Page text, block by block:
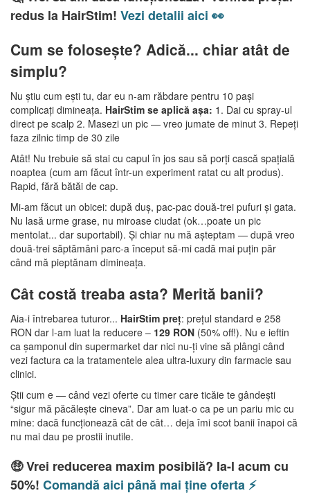
redus la HairStim! Vezi detalii aici 👀
Cum se folosește? Adică... chiar atât de
simplu?
Nu știu cum ești tu, dar eu n-am răbdare pentru 10 pași
complicați dimineața. HairStim se aplică așa: 1. Dai cu spray-ul
direct pe scalp 2. Masezi un pic — vreo jumate de minut 3. Repeți
faza zilnic timp de 30 zile
Atât! Nu trebuie să stai cu capul în jos sau să porți cască spațială
noaptea (cum am făcut într-un experiment ratat cu alt produs).
Rapid, fără bătăi de cap.
Mi-am făcut un obicei: după duș, pac-pac două-trei pufuri și gata.
Nu lasă urme grase, nu miroase ciudat (ok…poate un pic
mentolat... dar suportabil). Și chiar nu mă așteptam — după vreo
două-trei săptămâni parc-a început să-mi cadă mai puțin păr
când mă pieptănam dimineața.
Cât costă treaba asta? Merită banii?
Aia-i întrebarea tuturor... HairStim preț: prețul standard e 258
RON dar l-am luat la reducere – 129 RON (50% off!). Nu e ieftin
ca șamponul din supermarket dar nici nu-ți vine să plângi când
vezi factura ca la tratamentele alea ultra-luxury din farmacie sau
clinici.
Știi cum e — când vezi oferte cu timer care ticăie te gândești
“sigur mă păcălește cineva”. Dar am luat-o ca pe un pariu mic cu
mine: dacă funcționează cât de cât… deja îmi scot banii înapoi că
nu mai dau pe prostii inutile.
🤑 Vrei reducerea maxim posibilă? Ia-l acum cu
50%! Comandă aici până mai ține oferta ⚡️